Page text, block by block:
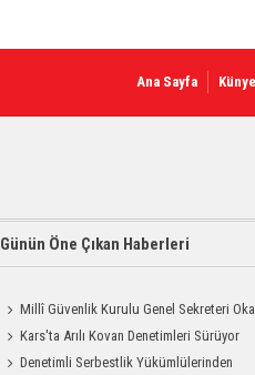
Ana Sayfa Künye
Günün Öne Çıkan Haberleri
Millî Güvenlik Kurulu Genel Sekreteri
Memiş, Kars'ta
Kars'ta Arılı Kovan Denetimleri Sürüyor
Denetimli Serbestlik Yükümlülerinden